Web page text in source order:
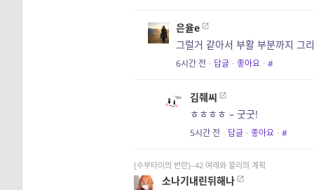
은율e
그럴거 같아서 부활 부분까지 그
6시간 전 · 답글 · 좋아요 · #
김줴씨
ㅎㅎㅎㅎ – 굿굿!
5시간 전 · 답글 · 좋아요 · #
[수부타이의 반란]–42 여래와 왈리의 계획
소나기내린뒤해나